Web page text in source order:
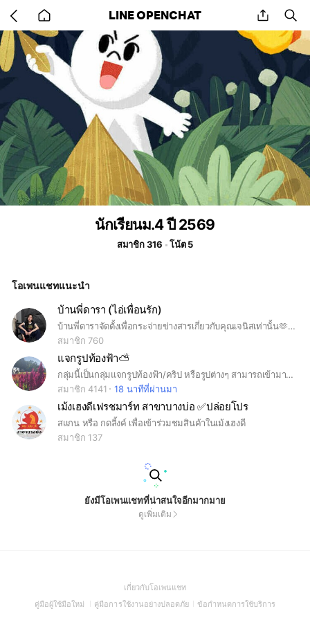
back
to
home
LINE OPENCHAT share
นักเรียนม.4 ปี 2569
สมาชิก 316 โน้ต 5
โอเพนแชทแนะนำ
บ้านพี่ดารา (ไอ่เพื่อนรัก)
บ้านพี่ดาราจัดตั้งเพื่อกระจ่ายข่างสารเกี่ยวกับคุณเจนิสเท่านั้น🫶 คำขอเข้ากลุ่ม “ฉันคือไอ่เพื่อนรัก”
สมาชิก 760
แจกรูปท้องฟ้า⛅️
กลุ่มนี้เป็นกลุ่มแจกรูปท้องฟ้า/คริป หรือรูปต่างๆ สามารถเข้ามาคุยเล่นกันได้ค่ะ ไม่นำรูปในกลุ่มไปแจกต่อ
สมาชิก 4141
18 นาทีที่ผ่านมา
เม้งเฮงดีเฟรชมาร์ท สาขาบางบ่อ ✅ปล่อยโปร
สแกน หรือ กดลิ้งค์ เพื่อเข้าร่วมชมสินค้าในเม้งเฮงดี
สมาชิก 137
ยังมีโอเพนแชทที่น่าสนใจอีกมากมาย
ดูเพิ่มเติม
เกี่ยวกับโอเพนแชท(Open
in
คู่มือผู้ใช้มือใหม่
(Open
คู่มือการใช้งานอย่างปลอดภัย(Open
ข้อกำหนดการใช้บริการ(Open